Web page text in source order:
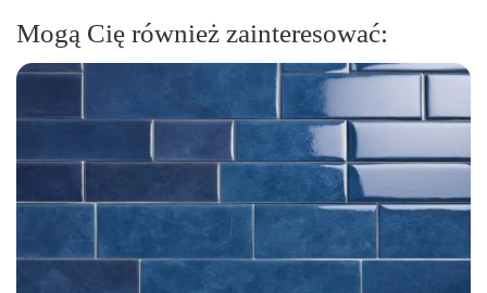
Mogą Cię również zainteresować: